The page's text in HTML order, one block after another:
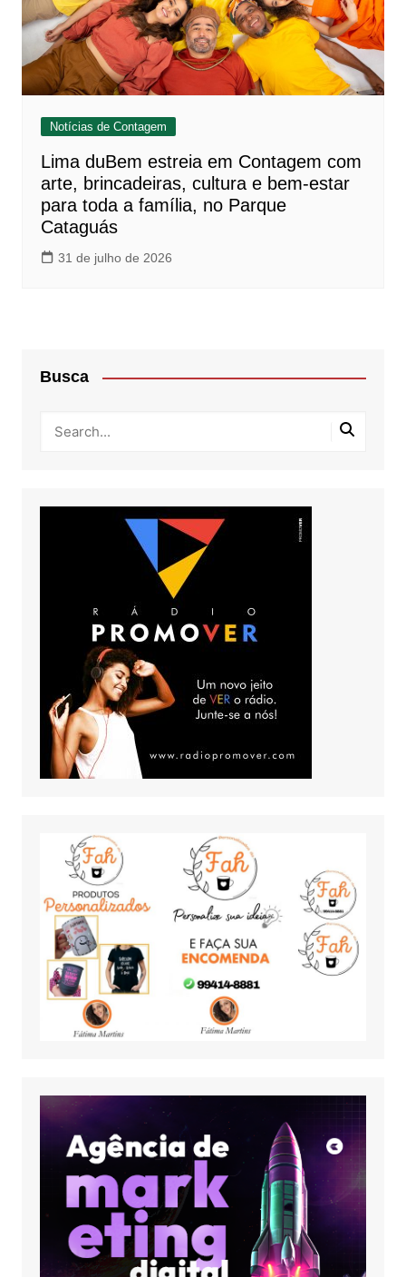
Notícias de Contagem
Lima duBem estreia em Contagem com
arte, brincadeiras, cultura e bem-estar
para toda a família, no Parque
Cataguás
31 de julho de 2026
Busca